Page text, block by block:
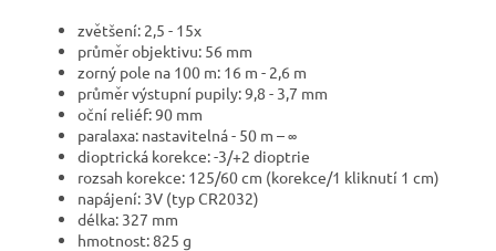
zvětšení: 2,5 - 15x
průměr objektivu: 56 mm
zorný pole na 100 m: 16 m - 2,6 m
průměr výstupní pupily: 9,8 - 3,7 mm
oční reliéf: 90 mm
paralaxa: nastavitelná - 50 m – ∞
dioptrická korekce: -3/+2 dioptrie
rozsah korekce: 125/60 cm (korekce/1 kliknutí 1 cm)
napájení: 3V (typ CR2032)
délka: 327 mm
hmotnost: 825 g